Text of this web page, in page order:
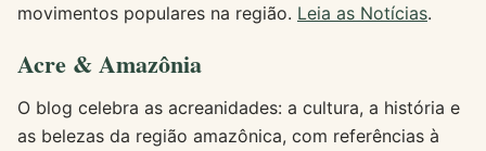
movimentos populares na região. Leia as Notícias.
Acre & Amazônia
O blog celebra as acreanidades: a cultura, a história e
as belezas da região amazônica, com referências à